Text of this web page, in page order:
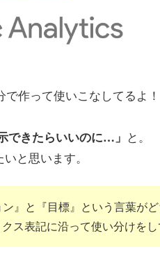
作って使いこなしてるよ
できたらいいのに…」 と。
と思います。
』と『目標』という言葉がど
ス表記に沿って使い分けをし